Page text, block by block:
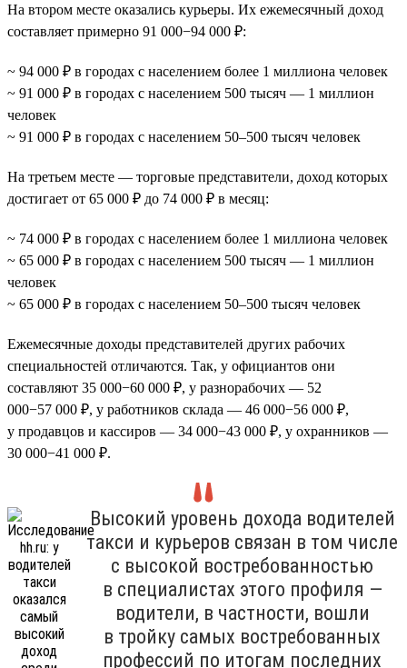
На втором месте оказались курьеры. Их ежемесячный доход
составляет примерно 91 000−94 000 ₽:
~ 94 000 ₽ в городах с населением более 1 миллиона человек
~ 91 000 ₽ в городах с населением 500 тысяч — 1 миллион
человек
~ 91 000 ₽ в городах с населением 50–500 тысяч человек
На третьем месте — торговые представители, доход которых
достигает от 65 000 ₽ до 74 000 ₽ в месяц:
~ 74 000 ₽ в городах с населением более 1 миллиона человек
~ 65 000 ₽ в городах с населением 500 тысяч — 1 миллион
человек
~ 65 000 ₽ в городах с населением 50–500 тысяч человек
Ежемесячные доходы представителей других рабочих
специальностей отличаются. Так, у официантов они
составляют 35 000−60 000 ₽, у разнорабочих — 52
000−57 000 ₽, у работников склада — 46 000−56 000 ₽,
у продавцов и кассиров — 34 000−43 000 ₽, у охранников —
30 000−41 000 ₽.
Высокий уровень дохода водителей
такси и курьеров связан в том числе
с высокой востребованностью
в специалистах этого профиля —
водители, в частности, вошли
в тройку самых востребованных
профессий по итогам последних